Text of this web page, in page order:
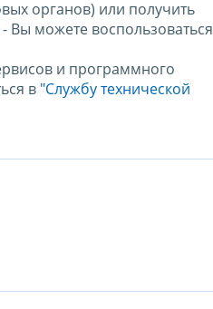
органов) или получить
Вы можете воспользоваться
и программного
в "Службу технической